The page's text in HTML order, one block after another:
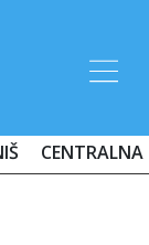
CENTRALNA